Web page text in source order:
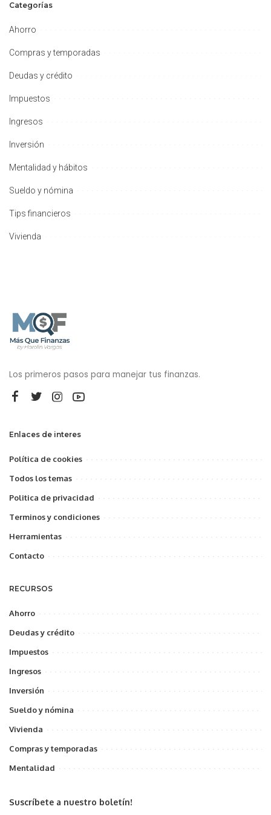
Categorías
Ahorro
Compras y temporadas
Deudas y crédito
Impuestos
Ingresos
Inversión
Mentalidad y hábitos
Sueldo y nómina
Tips financieros
Vivienda
Los primeros pasos para manejar tus finanzas.
Enlaces de interes
Política de cookies
Todos los temas
Politica de privacidad
Terminos y condiciones
Herramientas
Contacto
RECURSOS
Ahorro
Deudas y crédito
Impuestos
Ingresos
Inversión
Sueldo y nómina
Vivienda
Compras y temporadas
Mentalidad
Suscríbete a nuestro boletín!